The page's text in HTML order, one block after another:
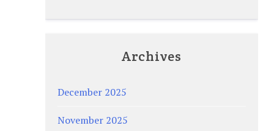
Archives
December 2025
November 2025